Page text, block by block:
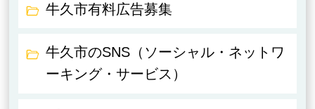
牛久市有料広告募集
牛久市のSNS（ソーシャル・ネットワ
ーキング・サービス）